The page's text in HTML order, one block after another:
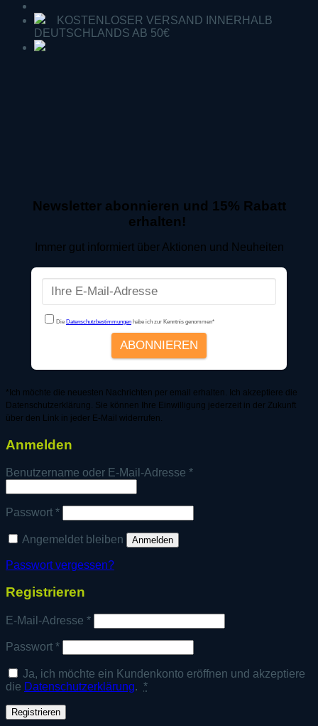
KOSTENLOSER VERSAND INNERHALB
DEUTSCHLANDS AB 50€
Newsletter abonnieren und 15% Rabatt
erhalten!
Immer gut informiert über Aktionen und Neuheiten
*Ich möchte die neuesten Nachrichten per email erhalten. Ich akzeptiere die
Datenschutzerklärung. Sie können Ihre Einwilligung jederzeit in der Zukunft
über den Link in jeder E-Mail widerrufen.
Anmelden
Benutzername oder E-Mail-Adresse *Erforderlich
Passwort *Erforderlich
Angemeldet bleiben Anmelden
Passwort vergessen?
Registrieren
E-Mail-Adresse *Erforderlich
Passwort *Erforderlich
Ja, ich möchte ein Kundenkonto eröffnen und akzeptiere
die Datenschutzerklärung. *
Registrieren